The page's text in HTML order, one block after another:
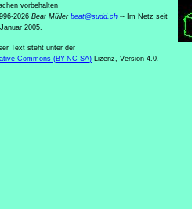
vorbehalten
2026 Beat Müller beat@sudd.ch -- Im Netz seit
2005.
Text steht unter der
Commons (BY-NC-SA) Lizenz, Version 4.0.